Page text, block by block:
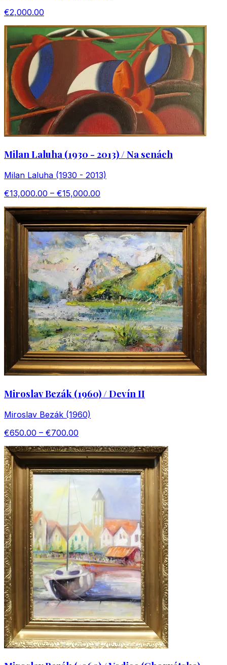
€2,000.00
Milan Laluha (1930 - 2013) / Na senách
Milan Laluha (1930 - 2013)
€13,000.00 – €15,000.00
Miroslav Bezák (1960) / Devín II
Miroslav Bezák (1960)
€650.00 – €700.00